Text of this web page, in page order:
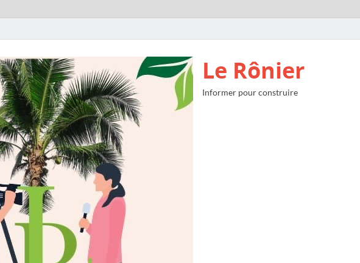
Le Rônier
Informer pour construire